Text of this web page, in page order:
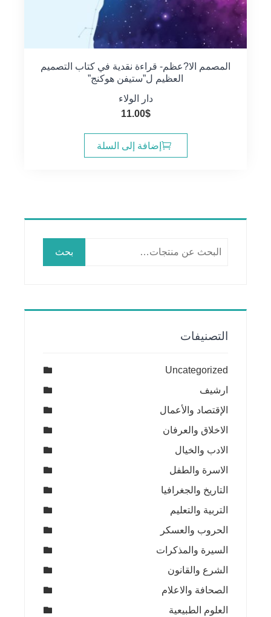
المصمم الا?عظم- قراءة نقدية في كتاب التصميم
العظيم ل”ستيفن هوكنج”
دار الولاء
11.00$
إضافة إلى السلة
بحث
التصنيفات
Uncategorized
ارشيف
الإقتصاد والأعمال
الاخلاق والعرفان
الادب والخيال
الاسرة والطفل
التاريخ والجغرافيا
التربية والتعليم
الحروب والعسكر
السيرة والمذكرات
الشرع والقانون
الصحافة والاعلام
العلوم الطبيعية